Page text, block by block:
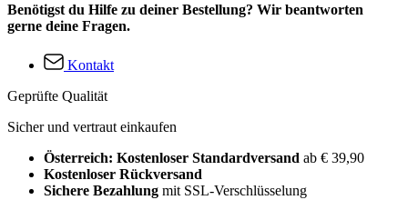
Benötigst du Hilfe zu deiner Bestellung? Wir beantworten
gerne deine Fragen.
Kontakt
Geprüfte Qualität
Sicher und vertraut einkaufen
Österreich: Kostenloser Standardversand ab € 39,90
Kostenloser Rückversand
Sichere Bezahlung mit SSL-Verschlüsselung